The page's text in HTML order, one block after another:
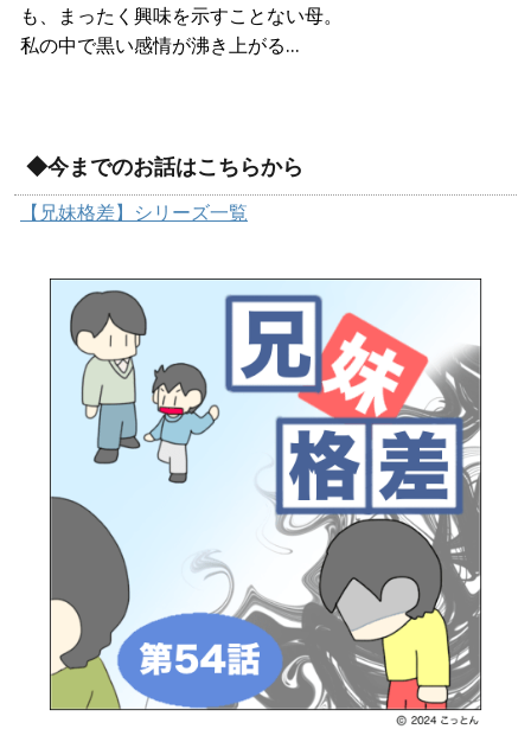
も、まったく興味を示すことない母。
私の中で黒い感情が沸き上がる…
◆今までのお話はこちらから
【兄妹格差】シリーズ一覧